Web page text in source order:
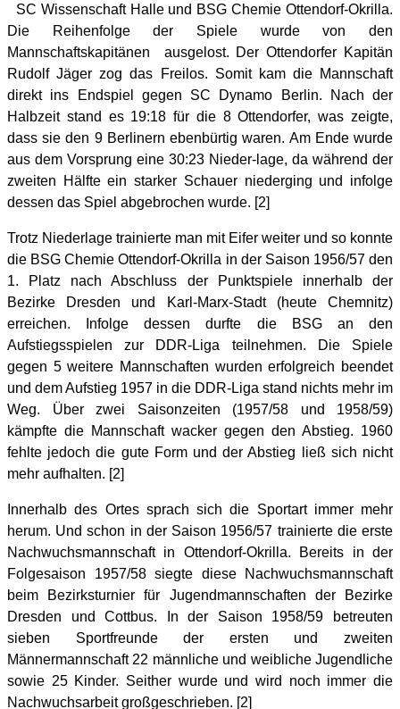
SC Wissenschaft Halle und BSG Chemie Ottendorf-Okrilla.
Die Reihenfolge der Spiele wurde von den
Mannschaftskapitänen
ausgelost. Der Ottendorfer Kapitän
Rudolf Jäger zog das Freilos. Somit kam die Mannschaft
direkt ins Endspiel gegen SC Dynamo Berlin. Nach der
Halbzeit stand es 19:18 für die 8 Ottendorfer, was zeigte,
dass sie den 9 Berlinern ebenbürtig waren. Am Ende wurde
aus dem Vorsprung eine 30:23 Nieder-lage, da während der
zweiten Hälfte ein starker Schauer niederging und infolge
dessen das Spiel abgebrochen wurde. [2]
Trotz Niederlage trainierte man mit Eifer weiter und so konnte
die BSG Chemie Ottendorf-Okrilla in der Saison 1956/57 den
1. Platz nach Abschluss der Punktspiele innerhalb der
Bezirke Dresden und Karl-Marx-Stadt (heute Chemnitz)
erreichen. Infolge dessen durfte die BSG an den
Aufstiegsspielen zur DDR-Liga teilnehmen. Die Spiele
gegen 5 weitere Mannschaften wurden erfolgreich beendet
und dem Aufstieg 1957 in die DDR-Liga stand nichts mehr im
Weg. Über zwei Saisonzeiten (1957/58 und 1958/59)
kämpfte die Mannschaft wacker gegen den Abstieg. 1960
fehlte jedoch die gute Form und der Abstieg ließ sich nicht
mehr aufhalten. [2]
Innerhalb des Ortes sprach sich die Sportart immer mehr
herum. Und schon in der Saison 1956/57 trainierte die erste
Nachwuchsmannschaft in Ottendorf-Okrilla. Bereits in der
Folgesaison 1957/58 siegte diese Nachwuchsmannschaft
beim Bezirksturnier für Jugendmannschaften der Bezirke
Dresden und Cottbus. In der Saison 1958/59 betreuten
sieben Sportfreunde der ersten und zweiten
Männermannschaft 22 männliche und weibliche Jugendliche
sowie 25 Kinder. Seither wurde und wird noch immer die
Nachwuchsarbeit großgeschrieben. [2]